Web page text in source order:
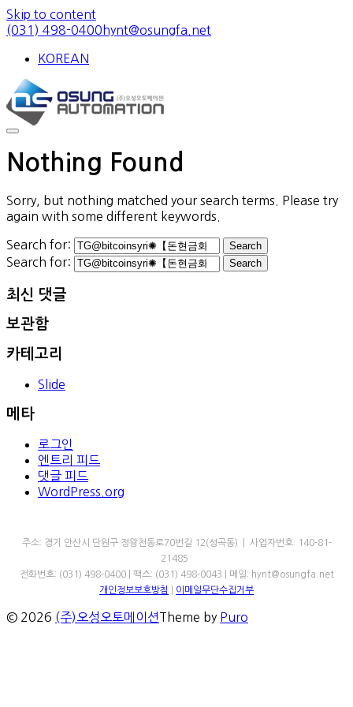
Skip to content
(031) 498-0400 hynt@osungfa.net
KOREAN
Nothing Found
Sorry, but nothing matched your search terms. Please try
again with some different keywords.
Search for:
Search for:
최신 댓글
보관함
카테고리
Slide
메타
로그인
엔트리 피드
댓글 피드
WordPress.org
주소: 경기 안산시 단원구 정왕천동로70번길 12(성곡동) | 사업자번호: 140-81-
21485
전화번호: (031) 498-0400 | 팩스: (031) 498-0043 | 메일: hynt@osungfa.net
개인정보보호방침
이메일무단수집거부
© 2026 (주)오성오토메이션Theme by Puro